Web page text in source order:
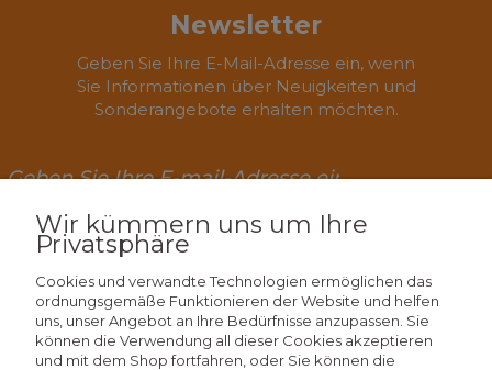
Newsletter
Geben Sie Ihre E-Mail-Adresse ein, wenn
Sie Informationen über Neuigkeiten und
Sonderangebote erhalten möchten.
Abonnieren
Wissen
Wir kümmern uns um Ihre
Privatsphäre
Cookies und verwandte Technologien ermöglichen das
ordnungsgemäße Funktionieren der Website und helfen
uns, unser Angebot an Ihre Bedürfnisse anzupassen. Sie
können die Verwendung all dieser Cookies akzeptieren
und mit dem Shop fortfahren, oder Sie können die